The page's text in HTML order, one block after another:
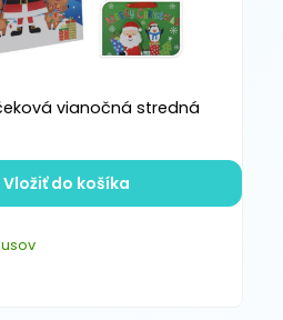
vianočná stredná
Vložiť do košíka